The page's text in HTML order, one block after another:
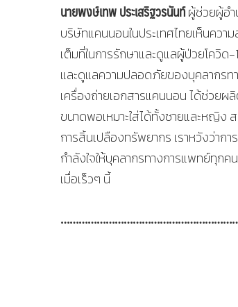
นายพงษ์เทพ ประเสริฐวรนันท์ผู้ช่วยผู้อำ
บริษัทแคนนอนในประเทศไทยเห็นคว
เต็มที่ในการรักษาและดูแลผู้ป่วยโควิ
และดูแลความปลอดภัยของบุคลากรท
เครื่องถ่ายเอกสารแคนนอน ได้ช่วย
ขนาดพอเหมาะใส่ได้ทั้งชายและหญิง
การสิ้นเปลืองทรัพยากร เราหวังว่าก
กำลังใจให้บุคลากรทางการแพทย์ทุก
เมื่อเร็วๆ นี้